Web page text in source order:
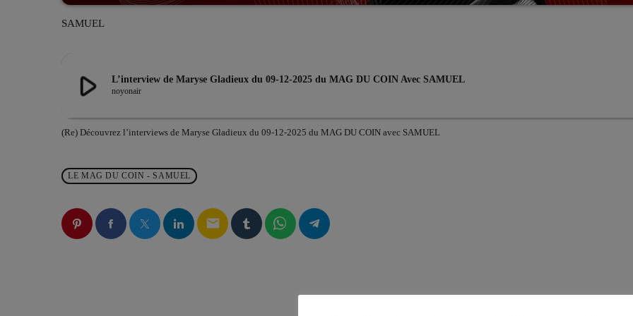
SAMUEL
play_arrow L’interview de Maryse Gladieux du 09-12-2025 du MAG DU COIN Avec SAMUEL
noyonair
(Re) Découvrez l’interviews de Maryse Gladieux du 09-12-2025 du MAG DU COIN avec SAMUEL
LE MAG DU COIN - SAMUEL
email